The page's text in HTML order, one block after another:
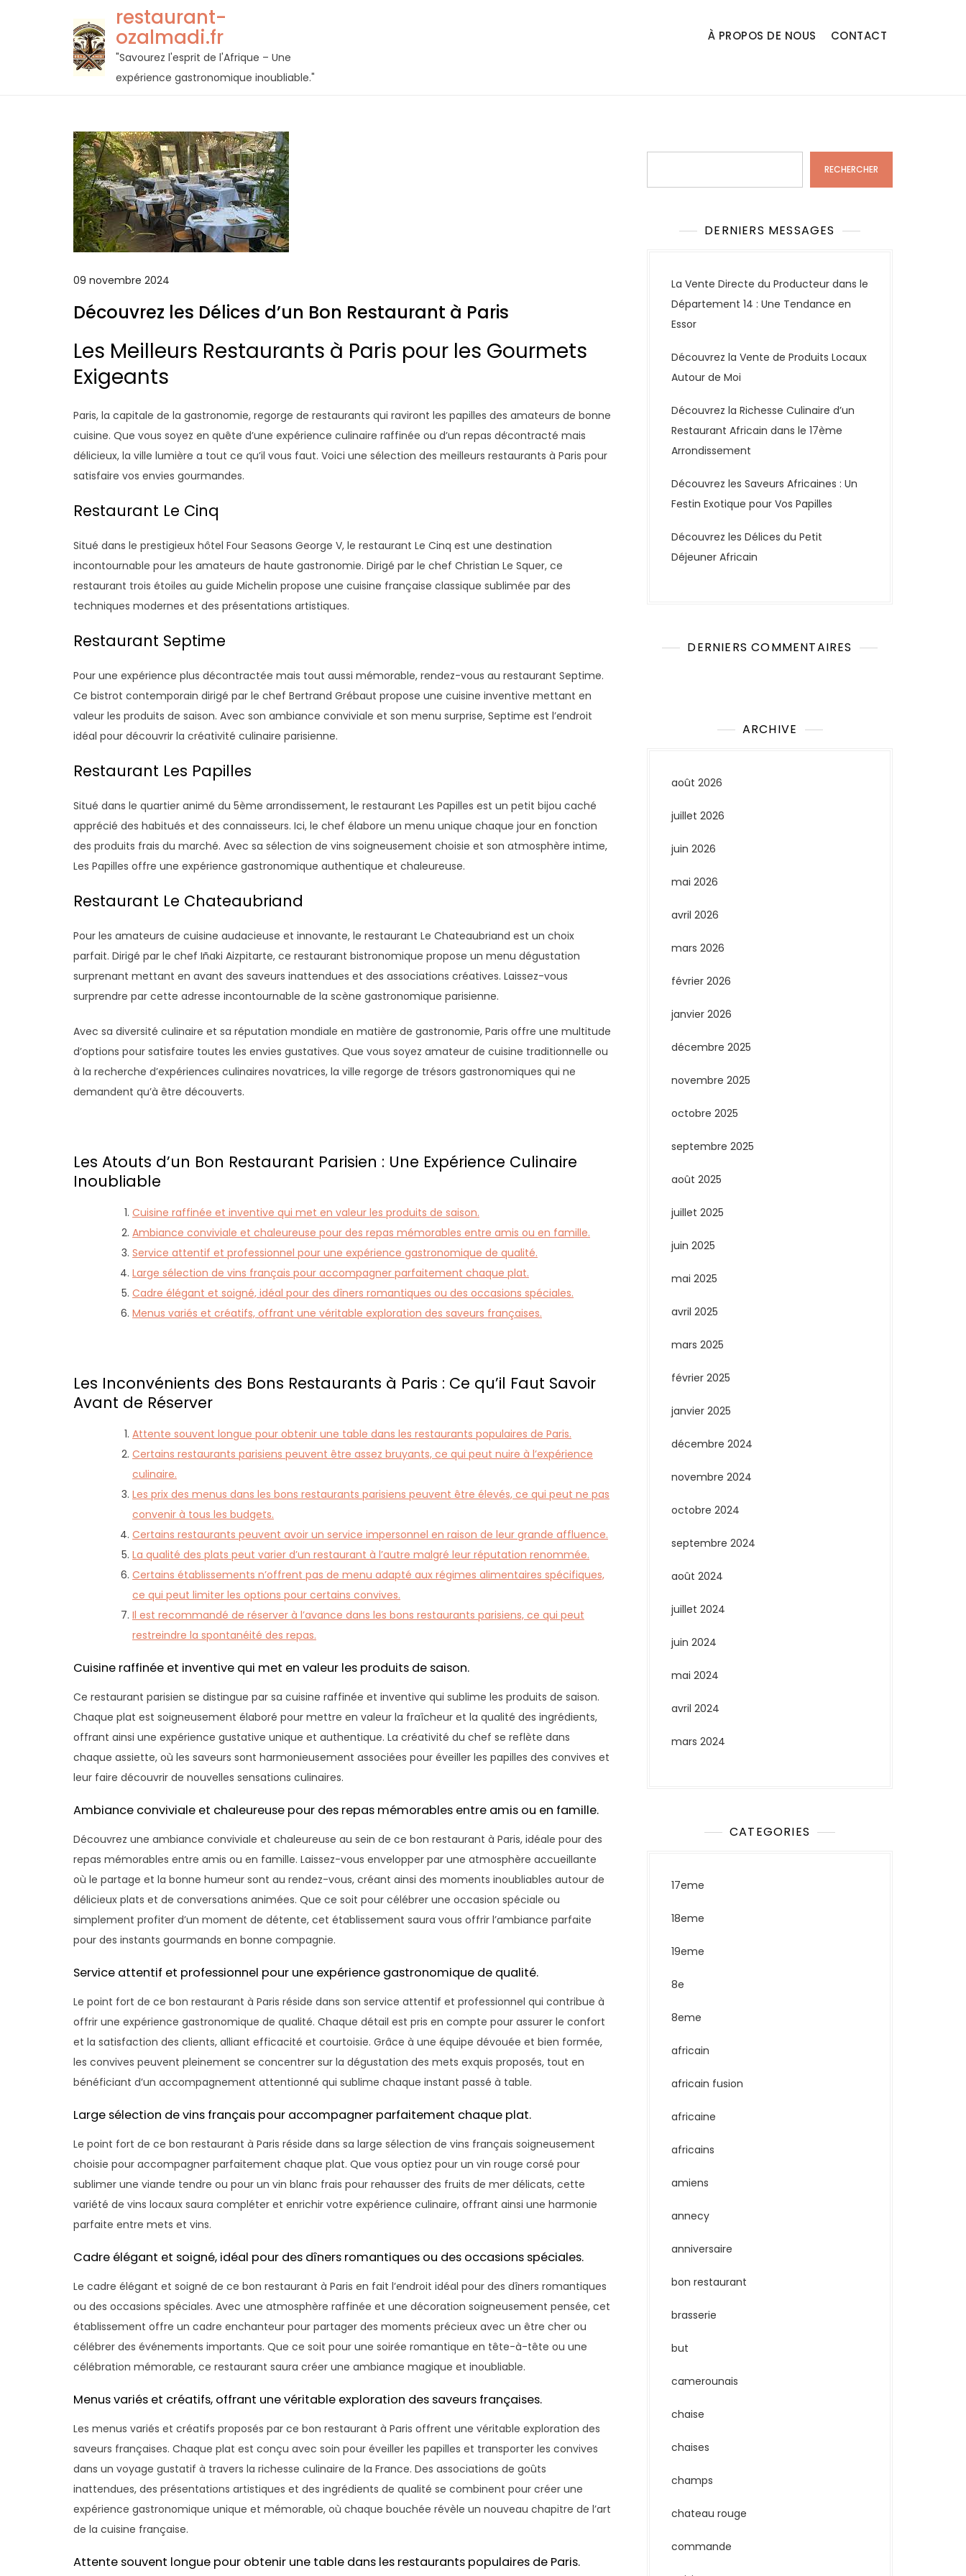
restaurant-
ozalmadi.fr
"Savourez l'esprit de l'Afrique – Une
expérience gastronomique inoubliable."
À PROPOS DE NOUS CONTACT
09 novembre 2024
Découvrez les Délices d’un Bon Restaurant à Paris
Les Meilleurs Restaurants à Paris pour les Gourmets
Exigeants
Paris, la capitale de la gastronomie, regorge de restaurants qui raviront les papilles des amateurs de bonne
cuisine. Que vous soyez en quête d’une expérience culinaire raffinée ou d’un repas décontracté mais
délicieux, la ville lumière a tout ce qu’il vous faut. Voici une sélection des meilleurs restaurants à Paris pour
satisfaire vos envies gourmandes.
Restaurant Le Cinq
Situé dans le prestigieux hôtel Four Seasons George V, le restaurant Le Cinq est une destination
incontournable pour les amateurs de haute gastronomie. Dirigé par le chef Christian Le Squer, ce
restaurant trois étoiles au guide Michelin propose une cuisine française classique sublimée par des
techniques modernes et des présentations artistiques.
Restaurant Septime
Pour une expérience plus décontractée mais tout aussi mémorable, rendez-vous au restaurant Septime.
Ce bistrot contemporain dirigé par le chef Bertrand Grébaut propose une cuisine inventive mettant en
valeur les produits de saison. Avec son ambiance conviviale et son menu surprise, Septime est l’endroit
idéal pour découvrir la créativité culinaire parisienne.
Restaurant Les Papilles
Situé dans le quartier animé du 5ème arrondissement, le restaurant Les Papilles est un petit bijou caché
apprécié des habitués et des connaisseurs. Ici, le chef élabore un menu unique chaque jour en fonction
des produits frais du marché. Avec sa sélection de vins soigneusement choisie et son atmosphère intime,
Les Papilles offre une expérience gastronomique authentique et chaleureuse.
Restaurant Le Chateaubriand
Pour les amateurs de cuisine audacieuse et innovante, le restaurant Le Chateaubriand est un choix
parfait. Dirigé par le chef Iñaki Aizpitarte, ce restaurant bistronomique propose un menu dégustation
surprenant mettant en avant des saveurs inattendues et des associations créatives. Laissez-vous
surprendre par cette adresse incontournable de la scène gastronomique parisienne.
Avec sa diversité culinaire et sa réputation mondiale en matière de gastronomie, Paris offre une multitude
d’options pour satisfaire toutes les envies gustatives. Que vous soyez amateur de cuisine traditionnelle ou
à la recherche d’expériences culinaires novatrices, la ville regorge de trésors gastronomiques qui ne
demandent qu’à être découverts.
Les Atouts d’un Bon Restaurant Parisien : Une Expérience Culinaire
Inoubliable
Cuisine raffinée et inventive qui met en valeur les produits de saison.
Ambiance conviviale et chaleureuse pour des repas mémorables entre amis ou en famille.
Service attentif et professionnel pour une expérience gastronomique de qualité.
Large sélection de vins français pour accompagner parfaitement chaque plat.
Cadre élégant et soigné, idéal pour des dîners romantiques ou des occasions spéciales.
Menus variés et créatifs, offrant une véritable exploration des saveurs françaises.
Les Inconvénients des Bons Restaurants à Paris : Ce qu’il Faut Savoir
Avant de Réserver
Attente souvent longue pour obtenir une table dans les restaurants populaires de Paris.
Certains restaurants parisiens peuvent être assez bruyants, ce qui peut nuire à l’expérience
culinaire.
Les prix des menus dans les bons restaurants parisiens peuvent être élevés, ce qui peut ne pas
convenir à tous les budgets.
Certains restaurants peuvent avoir un service impersonnel en raison de leur grande affluence.
La qualité des plats peut varier d’un restaurant à l’autre malgré leur réputation renommée.
Certains établissements n’offrent pas de menu adapté aux régimes alimentaires spécifiques,
ce qui peut limiter les options pour certains convives.
Il est recommandé de réserver à l’avance dans les bons restaurants parisiens, ce qui peut
restreindre la spontanéité des repas.
Cuisine raffinée et inventive qui met en valeur les produits de saison.
Ce restaurant parisien se distingue par sa cuisine raffinée et inventive qui sublime les produits de saison.
Chaque plat est soigneusement élaboré pour mettre en valeur la fraîcheur et la qualité des ingrédients,
offrant ainsi une expérience gustative unique et authentique. La créativité du chef se reflète dans
chaque assiette, où les saveurs sont harmonieusement associées pour éveiller les papilles des convives et
leur faire découvrir de nouvelles sensations culinaires.
Ambiance conviviale et chaleureuse pour des repas mémorables entre amis ou en famille.
Découvrez une ambiance conviviale et chaleureuse au sein de ce bon restaurant à Paris, idéale pour des
repas mémorables entre amis ou en famille. Laissez-vous envelopper par une atmosphère accueillante
où le partage et la bonne humeur sont au rendez-vous, créant ainsi des moments inoubliables autour de
délicieux plats et de conversations animées. Que ce soit pour célébrer une occasion spéciale ou
simplement profiter d’un moment de détente, cet établissement saura vous offrir l’ambiance parfaite
pour des instants gourmands en bonne compagnie.
Service attentif et professionnel pour une expérience gastronomique de qualité.
Le point fort de ce bon restaurant à Paris réside dans son service attentif et professionnel qui contribue à
offrir une expérience gastronomique de qualité. Chaque détail est pris en compte pour assurer le confort
et la satisfaction des clients, alliant efficacité et courtoisie. Grâce à une équipe dévouée et bien formée,
les convives peuvent pleinement se concentrer sur la dégustation des mets exquis proposés, tout en
bénéficiant d’un accompagnement attentionné qui sublime chaque instant passé à table.
Large sélection de vins français pour accompagner parfaitement chaque plat.
Le point fort de ce bon restaurant à Paris réside dans sa large sélection de vins français soigneusement
choisie pour accompagner parfaitement chaque plat. Que vous optiez pour un vin rouge corsé pour
sublimer une viande tendre ou pour un vin blanc frais pour rehausser des fruits de mer délicats, cette
variété de vins locaux saura compléter et enrichir votre expérience culinaire, offrant ainsi une harmonie
parfaite entre mets et vins.
Cadre élégant et soigné, idéal pour des dîners romantiques ou des occasions spéciales.
Le cadre élégant et soigné de ce bon restaurant à Paris en fait l’endroit idéal pour des dîners romantiques
ou des occasions spéciales. Avec une atmosphère raffinée et une décoration soigneusement pensée, cet
établissement offre un cadre enchanteur pour partager des moments précieux avec un être cher ou
célébrer des événements importants. Que ce soit pour une soirée romantique en tête-à-tête ou une
célébration mémorable, ce restaurant saura créer une ambiance magique et inoubliable.
Menus variés et créatifs, offrant une véritable exploration des saveurs françaises.
Les menus variés et créatifs proposés par ce bon restaurant à Paris offrent une véritable exploration des
saveurs françaises. Chaque plat est conçu avec soin pour éveiller les papilles et transporter les convives
dans un voyage gustatif à travers la richesse culinaire de la France. Des associations de goûts
inattendues, des présentations artistiques et des ingrédients de qualité se combinent pour créer une
expérience gastronomique unique et mémorable, où chaque bouchée révèle un nouveau chapitre de l’art
de la cuisine française.
Attente souvent longue pour obtenir une table dans les restaurants populaires de Paris.
RECHERCHER
DERNIERS MESSAGES
La Vente Directe du Producteur dans le
Département 14 : Une Tendance en
Essor
Découvrez la Vente de Produits Locaux
Autour de Moi
Découvrez la Richesse Culinaire d’un
Restaurant Africain dans le 17ème
Arrondissement
Découvrez les Saveurs Africaines : Un
Festin Exotique pour Vos Papilles
Découvrez les Délices du Petit
Déjeuner Africain
DERNIERS COMMENTAIRES
ARCHIVE
août 2026
juillet 2026
juin 2026
mai 2026
avril 2026
mars 2026
février 2026
janvier 2026
décembre 2025
novembre 2025
octobre 2025
septembre 2025
août 2025
juillet 2025
juin 2025
mai 2025
avril 2025
mars 2025
février 2025
janvier 2025
décembre 2024
novembre 2024
octobre 2024
septembre 2024
août 2024
juillet 2024
juin 2024
mai 2024
avril 2024
mars 2024
CATEGORIES
17eme
18eme
19eme
8e
8eme
africain
africain fusion
africaine
africains
amiens
annecy
anniversaire
bon restaurant
brasserie
but
camerounais
chaise
chaises
champs
chateau rouge
commande